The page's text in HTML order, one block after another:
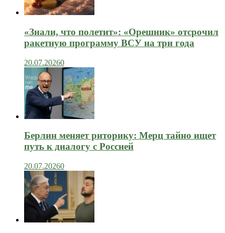
«Знали, что полетит»: «Орешник» отсрочил
ракетную программу ВСУ на три года
20.07.20260
Берлин меняет риторику: Мерц тайно ищет
путь к диалогу с Россией
20.07.20260